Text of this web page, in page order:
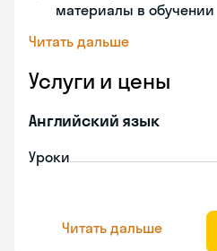
материалы в обучении
Читать дальше
Услуги и цены
Английский язык
Уроки
Читать дальше